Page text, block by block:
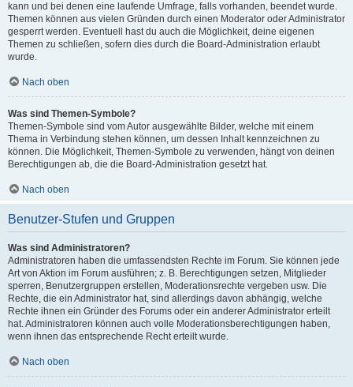
kann und bei denen eine laufende Umfrage, falls vorhanden, beendet wurde.
Themen können aus vielen Gründen durch einen Moderator oder Administrator
gesperrt werden. Eventuell hast du auch die Möglichkeit, deine eigenen
Themen zu schließen, sofern dies durch die Board-Administration erlaubt
wurde.
Nach oben
Was sind Themen-Symbole?
Themen-Symbole sind vom Autor ausgewählte Bilder, welche mit einem
Thema in Verbindung stehen können, um dessen Inhalt kennzeichnen zu
können. Die Möglichkeit, Themen-Symbole zu verwenden, hängt von deinen
Berechtigungen ab, die die Board-Administration gesetzt hat.
Nach oben
Benutzer-Stufen und Gruppen
Was sind Administratoren?
Administratoren haben die umfassendsten Rechte im Forum. Sie können jede
Art von Aktion im Forum ausführen; z. B. Berechtigungen setzen, Mitglieder
sperren, Benutzergruppen erstellen, Moderationsrechte vergeben usw. Die
Rechte, die ein Administrator hat, sind allerdings davon abhängig, welche
Rechte ihnen ein Gründer des Forums oder ein anderer Administrator erteilt
hat. Administratoren können auch volle Moderationsberechtigungen haben,
wenn ihnen das entsprechende Recht erteilt wurde.
Nach oben